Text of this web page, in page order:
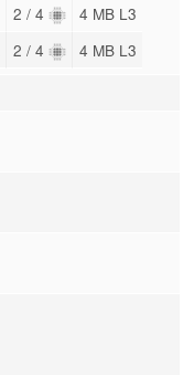
2 / 4 4 MB L3
2 / 4 4 MB L3